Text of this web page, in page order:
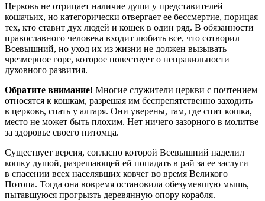
Церковь не отрицает наличие души у представителей
кошачьих, но категорически отвергает ее бессмертие, порицая
тех, кто ставит дух людей и кошек в один ряд. В обязанности
православного человека входит любить все, что сотворил
Всевышний, но уход их из жизни не должен вызывать
чрезмерное горе, которое повествует о неправильности
духовного развития.
Обратите внимание! Многие служители церкви с почтением
относятся к кошкам, разрешая им беспрепятственно заходить
в церковь, спать у алтаря. Они уверены, там, где спит кошка,
место не может быть плохим. Нет ничего зазорного в молитве
за здоровье своего питомца.
Существует версия, согласно которой Всевышний наделил
кошку душой, разрешающей ей попадать в рай за ее заслуги
в спасении всех населявших ковчег во время Великого
Потопа. Тогда она вовремя остановила обезумевшую мышь,
пытавшуюся прогрызть деревянную опору корабля.